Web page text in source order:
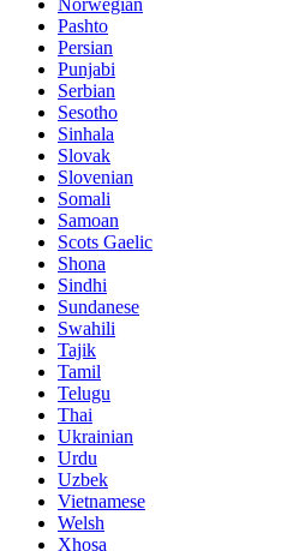
Norwegian
Pashto
Persian
Punjabi
Serbian
Sesotho
Sinhala
Slovak
Slovenian
Somali
Samoan
Scots Gaelic
Shona
Sindhi
Sundanese
Swahili
Tajik
Tamil
Telugu
Thai
Ukrainian
Urdu
Uzbek
Vietnamese
Welsh
Xhosa